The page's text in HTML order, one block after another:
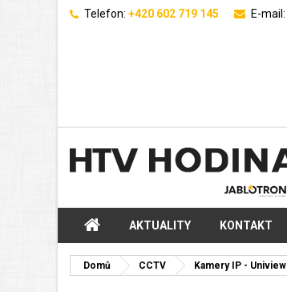
Telefon: +420 602 719 145 E-mail:
AKTUALITY KONTAKT
Domů CCTV Kamery IP - Uniview